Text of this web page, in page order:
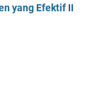
yang Efektif II